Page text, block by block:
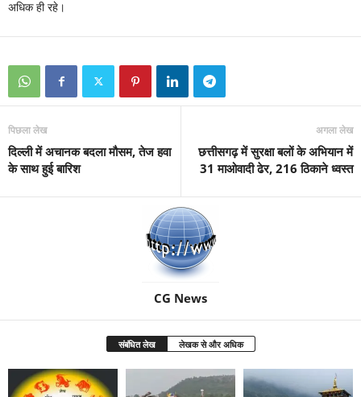
अधिक ही रहे।
पिछला लेख
दिल्ली में अचानक बदला मौसम, तेज हवा
के साथ हुई बारिश
अगला लेख
छत्तीसगढ़ में सुरक्षा बलों के अभियान में
31 माओवादी ढेर, 216 ठिकाने ध्वस्त
CG News
संबंधित लेख लेखक से और अधिक